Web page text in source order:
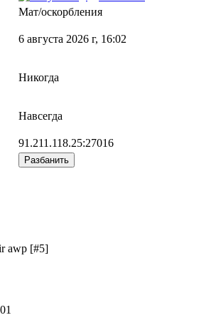
Мат/оскорбления
6 августа 2026 г, 16:02
Никогда
Навсегда
91.211.118.25:27016
Разбанить
awp [#5]